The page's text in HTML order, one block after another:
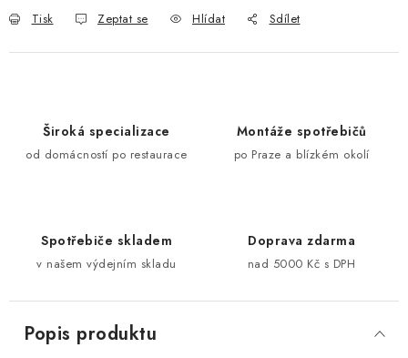
Tisk Zeptat se Hlídat Sdílet
Široká specializace
od domácností po restaurace
Montáže spotřebičů
po Praze a blízkém okolí
Spotřebiče skladem
v našem výdejním skladu
Doprava zdarma
nad 5000 Kč s DPH
Popis produktu